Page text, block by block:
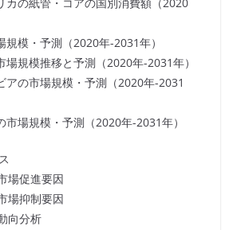
模・予測（2020年-2031年）
規模推移と予測（2020年-2031年）
アの市場規模・予測（2020年-2031
場規模・予測（2020年-2031年）
場促進要因
場抑制要因
向分析